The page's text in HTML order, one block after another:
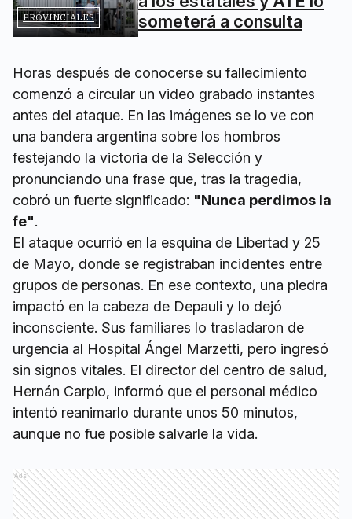
PROVINCIALES
someterá a consulta
Horas después de conocerse su fallecimiento
comenzó a circular un video grabado instantes
antes del ataque. En las imágenes se lo ve con
una bandera argentina sobre los hombros
festejando la victoria de la Selección y
pronunciando una frase que, tras la tragedia,
cobró un fuerte significado: "Nunca perdimos la
fe".
El ataque ocurrió en la esquina de Libertad y 25
de Mayo, donde se registraban incidentes entre
grupos de personas. En ese contexto, una piedra
impactó en la cabeza de Depauli y lo dejó
inconsciente. Sus familiares lo trasladaron de
urgencia al Hospital Ángel Marzetti, pero ingresó
sin signos vitales. El director del centro de salud,
Hernán Carpio, informó que el personal médico
intentó reanimarlo durante unos 50 minutos,
aunque no fue posible salvarle la vida.
Ads